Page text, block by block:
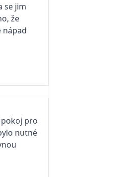
se jim
že
nápad
pro
nutné